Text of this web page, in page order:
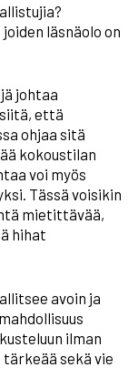
läsnäolo on
johtaa
että
ohjaa sitä
kokoustilan
voi myös
Tässä voisikin
mietittävää,
hihat
avoin ja
ilman
sekä vie